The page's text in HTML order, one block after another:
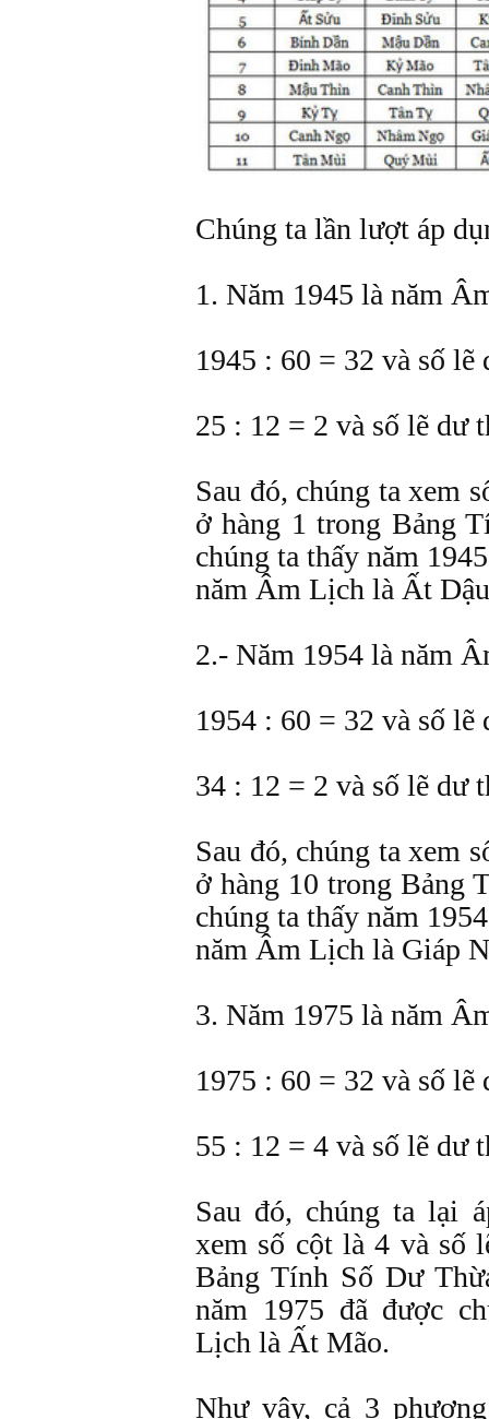
Chúng ta lần lượt áp
1. Năm 1945 là năm
1945 : 60 = 32 và số lẽ
25 : 12 = 2 và số lẽ dư
Sau đó, chúng ta xem
ở hàng 1 trong Bảng
chúng ta thấy năm
năm Âm Lịch là Ất
2.- Năm 1954 là năm
1954 : 60 = 32 và số lẽ
34 : 12 = 2 và số lẽ dư
Sau đó, chúng ta xem
ở hàng 10 trong Bảng
chúng ta thấy năm
năm Âm Lịch là Giáp
3. Năm 1975 là năm
1975 : 60 = 32 và số lẽ
55 : 12 = 4 và số lẽ dư
Sau đó, chúng ta lại
xem số cột là 4 và số
Bảng Tính Số Dư
năm 1975 đã được
Lịch là Ất Mão.
Như vậy, cả 3